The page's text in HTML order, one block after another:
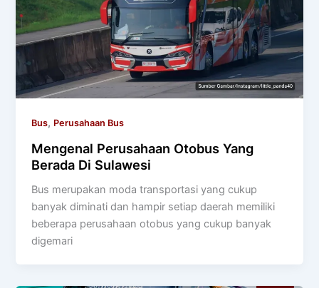
Bus, Perusahaan Bus
Mengenal Perusahaan Otobus Yang
Berada Di Sulawesi
Bus merupakan moda transportasi yang cukup
banyak diminati dan hampir setiap daerah memiliki
beberapa perusahaan otobus yang cukup banyak
digemari